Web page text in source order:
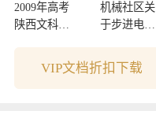
2009年高考
陕西文科数
机械社区关
于步进电机
VIP文档折扣下载